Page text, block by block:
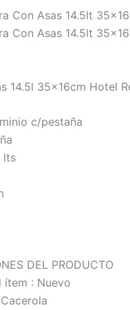
Con Asas 14.5lt
Con Asas 14.5lt
14.5l 35x16cm Hotel
c/pestaña
lts
DEL PRODUCTO
ítem : Nuevo